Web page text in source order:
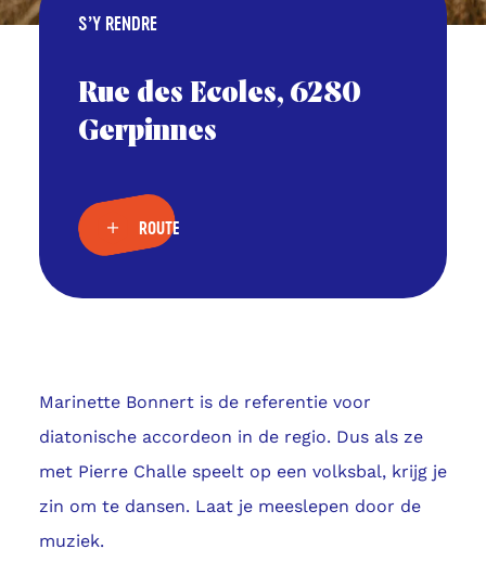
S’Y RENDRE
Rue des Ecoles, 6280
Gerpinnes
ROUTE
Marinette Bonnert is de referentie voor
diatonische accordeon in de regio. Dus als ze
met Pierre Challe speelt op een volksbal, krijg je
zin om te dansen. Laat je meeslepen door de
muziek.